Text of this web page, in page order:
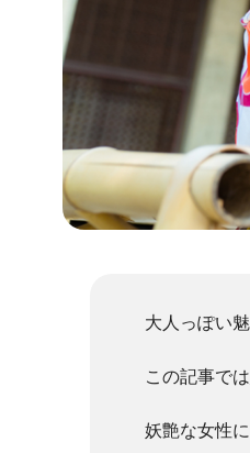
大人っぽい
この記事では
妖艶な女性